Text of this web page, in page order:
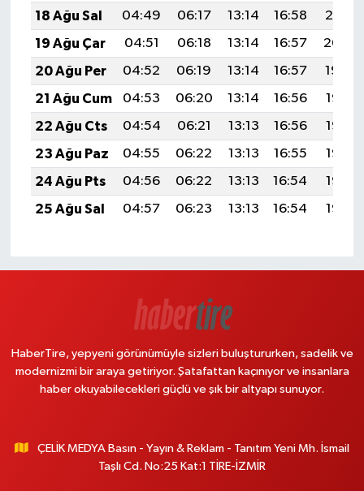
18 Ağu Sal
04:49 06:17 13:14 16:58
20:01
19 Ağu Çar
04:51 06:18 13:14 16:57
20:00
20 Ağu Per
04:52 06:19 13:14 16:57
19:59
21 Ağu Cum
04:53 06:20 13:14 16:56
19:57
22 Ağu Cts
04:54 06:21 13:13 16:56
19:56
23 Ağu Paz
04:55 06:22 13:13 16:55
19:55
24 Ağu Pts
04:56 06:22 13:13 16:54
19:53
25 Ağu Sal
04:57 06:23 13:13 16:54 19:52
HaberTire, yepyeni görünümüyle sizleri buluştururken, sadelik ve
modernizmi bir araya getiriyor. Şatafattan kaçınıyor ve insanlara
haber okuyabilecekleri güçlü ve şık bir altyapı sunuyor.
ÇELİK MEDYA Basın - Yayın & Reklam - Tanıtım Yeni Mh. İsmail
Taşlı Cd. No:25 Kat:1 TİRE-İZMİR